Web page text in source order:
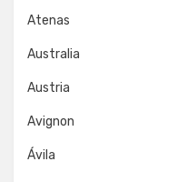
Atenas
Australia
Austria
Avignon
Ávila